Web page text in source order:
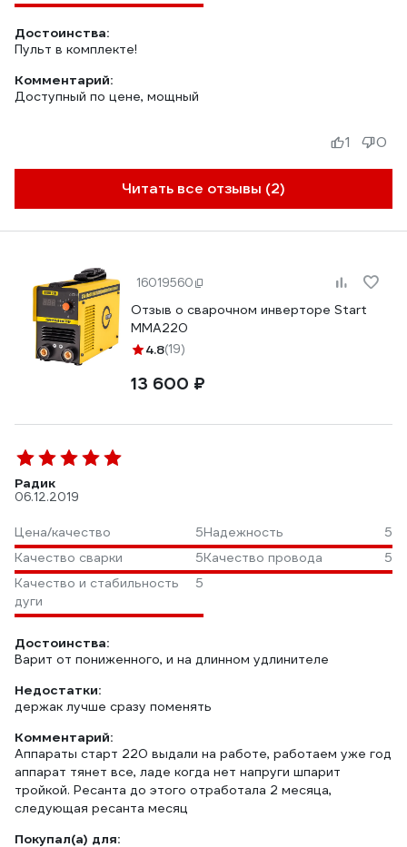
Достоинства:
Пульт в комплекте!
Комментарий:
Доступный по цене, мощный
Читать все отзывы (2)
1 0
16019560
Отзыв о сварочном инверторе Start
MMA220
4.8(19)
13 600 ₽
Радик
06.12.2019
Цена/качество 5Надежность
5
Качество сварки
5Качество провода
5
Качество и стабильность
дуги
5
Достоинства:
Варит от пониженного, и на длинном удлинителе
Недостатки:
держак лучше сразу поменять
Комментарий:
Аппараты старт 220 выдали на работе, работаем уже год
аппарат тянет все, ладе когда нет напруги шпарит
тройкой. Ресанта до этого отработала 2 месяца,
следующая ресанта месяц
Покупал(а) для: